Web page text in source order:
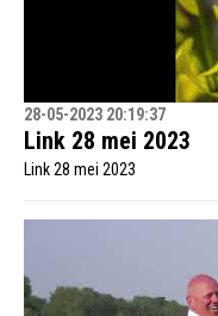
28-05-2023 20:19:37
Link 28 mei 2023
Link 28 mei 2023